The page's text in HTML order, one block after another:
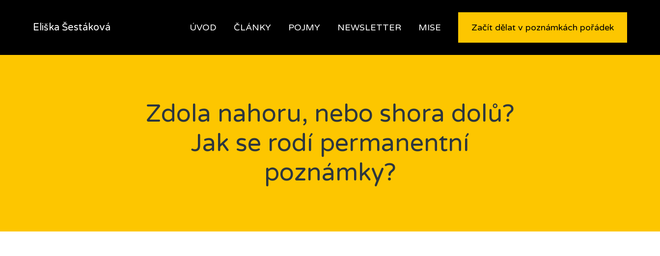
Eliška Šestáková ÚVOD ČLÁNKY POJMY NEWSLETTER MISE Začít dělat v poznámkách pořádek
Zdola nahoru, nebo shora dolů?
Jak se rodí permanentní
poznámky?